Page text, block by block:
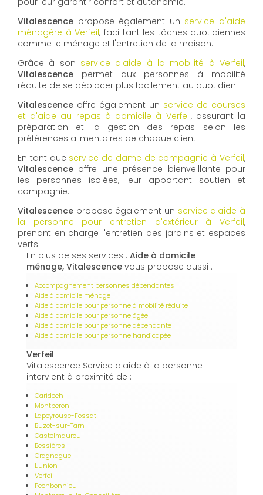
Vitalescence propose également un service d'aide
ménagère à Verfeil, facilitant les tâches quotidiennes
comme le ménage et l'entretien de la maison.
Grâce à son service d'aide à la mobilité à Verfeil,
Vitalescence permet aux personnes à mobilité
réduite de se déplacer plus facilement au quotidien.
Vitalescence offre également un service de courses
et d'aide au repas à domicile à Verfeil, assurant la
préparation et la gestion des repas selon les
préférences alimentaires de chaque client.
En tant que service de dame de compagnie à Verfeil,
Vitalescence offre une présence bienveillante pour
les personnes isolées, leur apportant soutien et
compagnie.
Vitalescence propose également un service d'aide à
la personne pour entretien d'extérieur à Verfeil,
prenant en charge l'entretien des jardins et espaces
verts.
En plus de ses services : Aide à domicile
ménage, Vitalescence vous propose aussi :
Accompagnement personnes dépendantes
Aide à domicile ménage
Aide à domicile pour personne à mobilité réduite
Aide à domicile pour personne âgée
Aide à domicile pour personne dépendante
Aide à domicile pour personne handicapée
Verfeil
Vitalescence Service d'aide à la personne
intervient à proximité de :
Garidech
Montberon
Lapeyrouse-Fossat
Buzet-sur-Tarn
Castelmaurou
Bessières
Gragnague
L'union
Verfeil
Pechbonnieu